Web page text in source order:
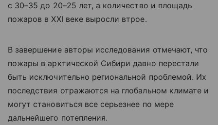
с 30–35 до 20–25 лет, а количество и площадь
пожаров в XXI веке выросли втрое.
В завершение авторы исследования отмечают, что
пожары в арктической Сибири давно перестали
быть исключительно региональной проблемой. Их
последствия отражаются на глобальном климате и
могут становиться все серьезнее по мере
дальнейшего потепления.